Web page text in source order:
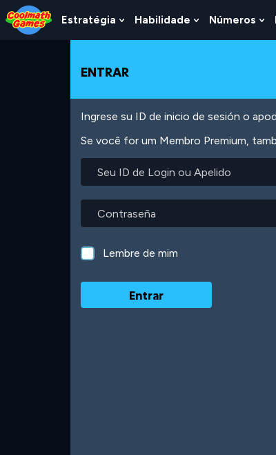
Skip
to
Top
Skip
to
Navigation
Skip
to
Main
Skip
to
Footer
para
Estratégia Show
Submenu
Estratégia
Habilidade Show
Submenu
Números
ENTRAR
Ingrese su ID de inicio de sesión o
Se você for um Membro Premium,
Login
Apelido
Lembre de mim